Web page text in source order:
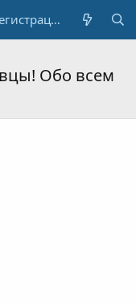
Регистрация
Обо всем